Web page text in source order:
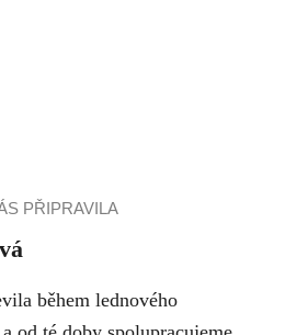
PŘIPRAVILA
během lednového